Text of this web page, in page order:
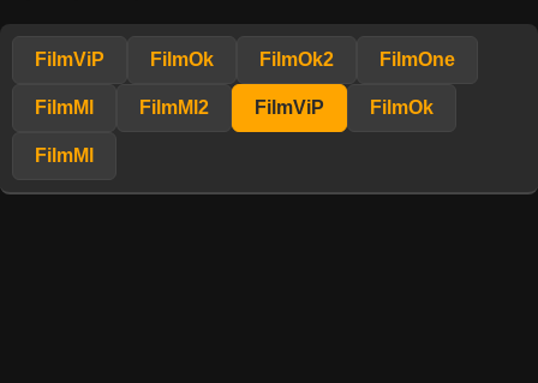
FilmViP FilmOk FilmOk2 FilmOne
FilmMl FilmMl2 FilmViP FilmOk
FilmMl